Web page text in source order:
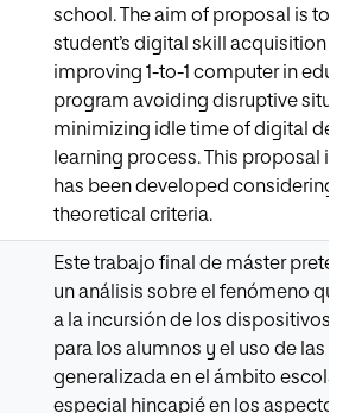
school. The aim of proposal is to
student’s digital skill acquisition
improving 1-to-1 computer in
program avoiding disruptive
minimizing idle time of digital
learning process. This proposal
has been developed considering
theoretical criteria.
Este trabajo final de máster
un análisis sobre el fenómeno
a la incursión de los dispositivos
para los alumnos y el uso de las
generalizada en el ámbito
especial hincapié en los